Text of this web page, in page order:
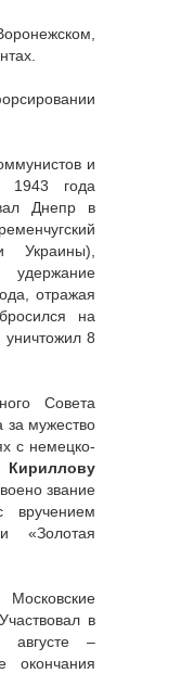
и
1943 года
Днепр в
Украины),
отражая
на
уничтожил 8
Совета
за мужество
с немецко-
Кириллову
звание
вручением
«Золотая
в
августе –
окончания